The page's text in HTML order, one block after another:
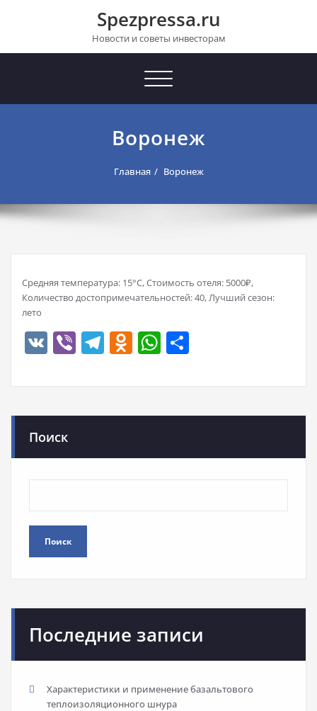
Spezpressa.ru
Новости и советы инвесторам
Toggle
Воронеж
Главная Воронеж
Средняя температура: 15°C, Стоимость отеля: 5000₽,
Количество достопримечательностей: 40, Лучший сезон:
лето
VK ViberTelegram
Odnoklassniki
WhatsApp
Поиск
Поиск
Последние записи
Характеристики и применение базальтового
теплоизоляционного шнура